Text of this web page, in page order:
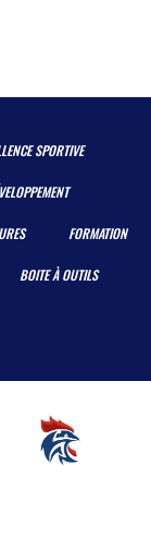
SPORTIVE
FORMATION
BOITE À OUTILS